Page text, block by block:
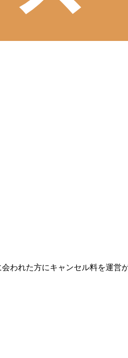
われた方にキャンセル料を運営